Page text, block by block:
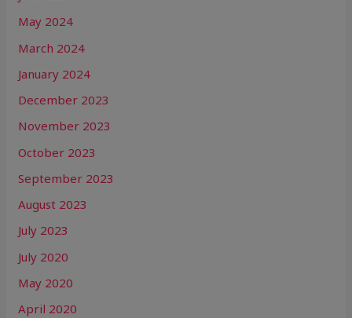
May 2024
March 2024
January 2024
December 2023
November 2023
October 2023
September 2023
August 2023
July 2023
July 2020
May 2020
April 2020